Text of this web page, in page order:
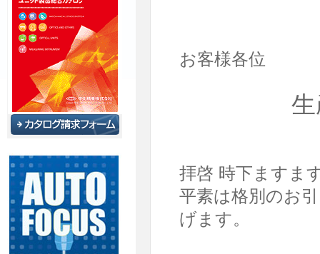
お客様各位
拝啓 時下ますま
平素は格別のお
げます。